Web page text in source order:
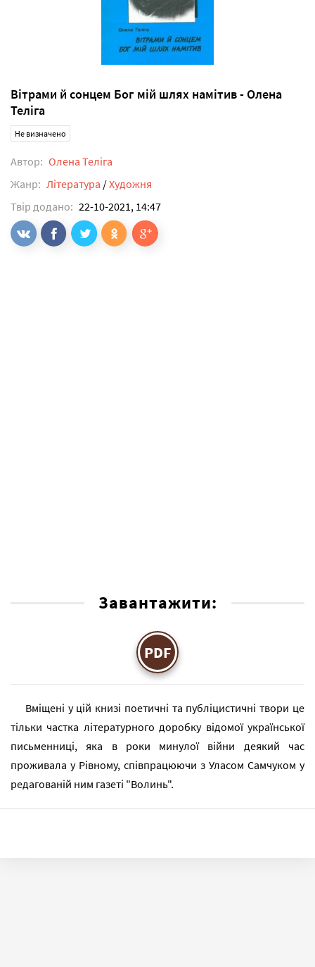
Вітрами й сонцем Бог мій шлях намітив - Олена
Теліга
Не визначено
Автор: Олена Теліга
Жанр: Література /Художня
Твір додано: 22-10-2021, 14:47
Завантажити:
PDF
Вміщені у цій книзі поетичні та публіцистичні твори це
тільки частка літературного доробку відомої української
письменниці, яка в роки минулої війни деякий час
проживала у Рівному, співпрацюючи з Уласом Самчуком у
редагованій ним газеті "Волинь".